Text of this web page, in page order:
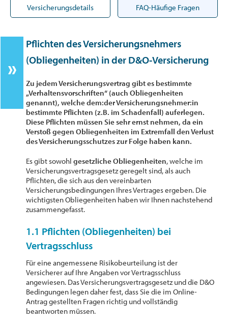
Versicherungsdetails FAQ-Häufige Fragen
Pflichten des Versicherungsnehmers
(Obliegenheiten) in der D&O-Versicherung
Zu jedem Versicherungsvertrag gibt es bestimmte
„Verhaltensvorschriften“ (auch Obliegenheiten
genannt), welche dem:der Versicherungsnehmer:in
bestimmte Pflichten (z.B. im Schadenfall) auferlegen.
Diese Pflichten müssen Sie sehr ernst nehmen, da ein
Verstoß gegen Obliegenheiten im Extremfall den Verlust
des Versicherungsschutzes zur Folge haben kann.
Es gibt sowohlgesetzliche Obliegenheiten, welche im
Versicherungsvertragsgesetz geregelt sind, als auch
Pflichten, die sich aus den vereinbarten
Versicherungsbedingungen Ihres Vertrages ergeben. Die
wichtigsten Obliegenheiten haben wir Ihnen nachstehend
zusammengefasst.
1.1 Pflichten (Obliegenheiten) bei
Vertragsschluss
Für eine angemessene Risikobeurteilung ist der
Versicherer auf Ihre Angaben vor Vertragsschluss
angewiesen. Das Versicherungsvertragsgesetz und die D&O
Bedingungen legen daher fest, dass Sie die im Online-
Antrag gestellten Fragen richtig und vollständig
beantworten müssen.